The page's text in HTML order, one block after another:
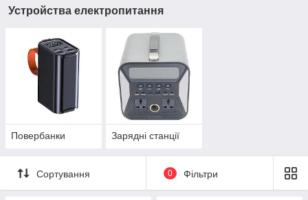
Устройства електропитання
Повербанки Зарядні станції
Сортування 0 Фільтри